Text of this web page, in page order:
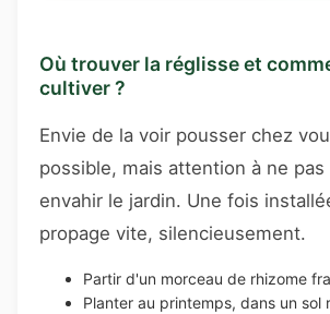
Où trouver la réglisse et
cultiver ?
Envie de la voir pousser chez
possible, mais attention à ne pas
envahir le jardin. Une fois
propage vite, silencieusement.
Partir d'un morceau de rhizome
Planter au printemps, dans un sol